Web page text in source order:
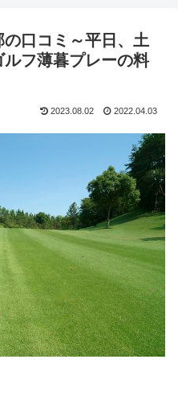
口コミ～平日、土
ルフ薄暮プレーの料
2023.08.02 2022.04.03